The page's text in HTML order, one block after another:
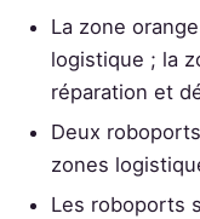
La zone
logistique ; la
réparation et
Deux
zones
Les roboports